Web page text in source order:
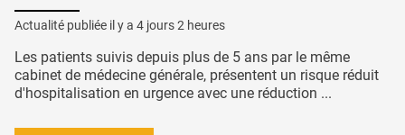
Actualité publiée il y a 4 jours 2 heures
Les patients suivis depuis plus de 5 ans par le même
cabinet de médecine générale, présentent un risque réduit
d'hospitalisation en urgence avec une réduction ...